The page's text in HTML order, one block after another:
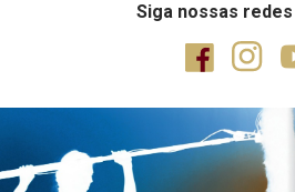
Siga nossas